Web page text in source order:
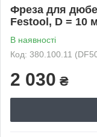
Фреза для
Festool, D = 10
В наявності
Код: 380.100.11
2 030 ₴